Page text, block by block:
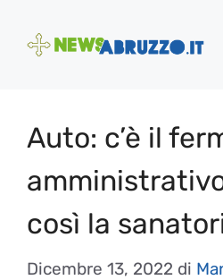
Auto: c’è il
così la
Dicembre 13, 2022 di